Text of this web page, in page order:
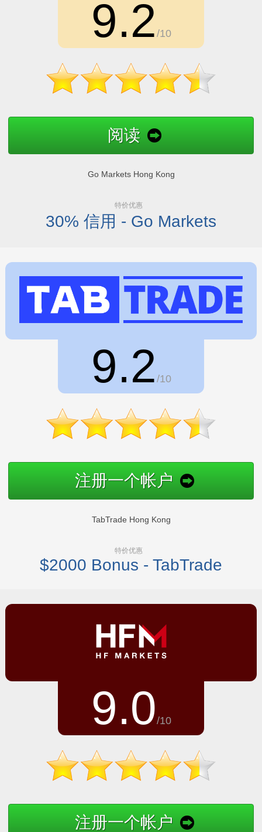
9.2 /10
阅读
Go Markets Hong Kong
特价优惠
30% 信用 - Go Markets
9.2 /10
注册一个帐户
TabTrade Hong Kong
特价优惠
$2000 Bonus - TabTrade
9.0/10
注册一个帐户